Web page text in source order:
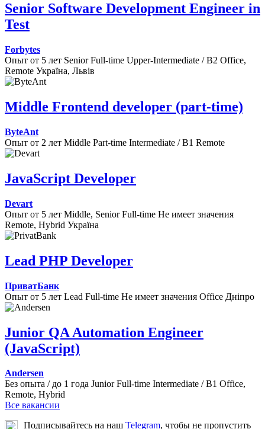
Senior Software Development Engineer in
Test
Forbytes
Опыт от 5 лет Senior Full-time Upper-Intermediate / B2 Office,
Remote Україна, Львів
Middle Frontend developer (part-time)
ByteAnt
Опыт от 2 лет Middle Part-time Intermediate / B1 Remote
JavaScript Developer
Devart
Опыт от 5 лет Middle, Senior Full-time Не имеет значения
Remote, Hybrid Україна
Lead PHP Developer
ПриватБанк
Опыт от 5 лет Lead Full-time Не имеет значения Office Дніпро
Junior QA Automation Engineer
(JavaScript)
Andersen
Без опыта / до 1 года Junior Full-time Intermediate / B1 Office,
Remote, Hybrid
Все вакансии
Подписывайтесь на наш Telegram, чтобы не пропустить